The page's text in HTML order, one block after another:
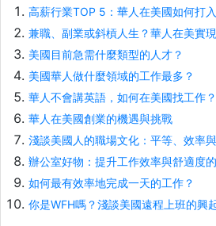
高薪行業TOP 5：華人在美國如何打
兼職、副業或斜槓人生？華人在美實
美國目前急需什麼類型的人才？
美國華人做什麼領域的工作最多？
華人不會講英語，如何在美國找工作？
華人在美國創業的機遇與挑戰
淺談美國人的職場文化：平等、效率
辦公室好物：提升工作效率與舒適度
如何最有效率地完成一天的工作？
你是WFH嗎？淺談美國遠程上班的興